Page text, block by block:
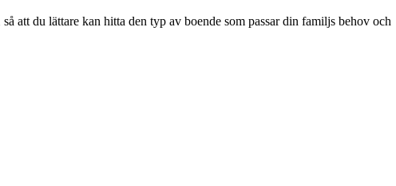
att du lättare kan hitta den typ av boende som passar din familjs behov och